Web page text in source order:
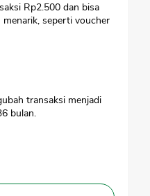
Rp2.500 dan bisa
seperti voucher
transaksi menjadi
bulan.